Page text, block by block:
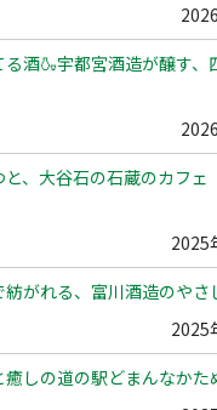
酒🍶宇都宮酒造が醸す、
、大谷石の石蔵のカフェ
2025
がれる、富川酒造のやさ
2025
しの道の駅どまんなかた